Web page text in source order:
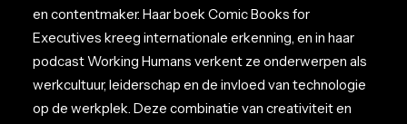
en contentmaker. Haar boek Comic Books for
Executives kreeg internationale erkenning, en in haar
podcast Working Humans verkent ze onderwerpen als
werkcultuur, leiderschap en de invloed van technologie
op de werkplek. Deze combinatie van creativiteit en